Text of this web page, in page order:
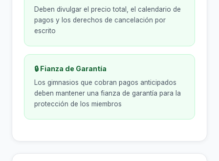
Deben divulgar el precio total, el calendario de
pagos y los derechos de cancelación por
escrito
🔒 Fianza de Garantía
Los gimnasios que cobran pagos anticipados
deben mantener una fianza de garantía para la
protección de los miembros